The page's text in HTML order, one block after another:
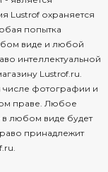
Lustrof охраняется
попытка
виде и любой
интеллектуальной
Lustrof.ru.
числе фотографии и
праве. Любое
любом виде будет
принадлежит